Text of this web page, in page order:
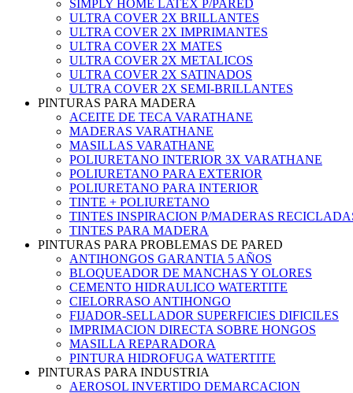
SIMPLY HOME LATEX P/PARED
ULTRA COVER 2X BRILLANTES
ULTRA COVER 2X IMPRIMANTES
ULTRA COVER 2X MATES
ULTRA COVER 2X METALICOS
ULTRA COVER 2X SATINADOS
ULTRA COVER 2X SEMI-BRILLANTES
PINTURAS PARA MADERA
ACEITE DE TECA VARATHANE
MADERAS VARATHANE
MASILLAS VARATHANE
POLIURETANO INTERIOR 3X VARATHANE
POLIURETANO PARA EXTERIOR
POLIURETANO PARA INTERIOR
TINTE + POLIURETANO
TINTES INSPIRACION P/MADERAS
TINTES PARA MADERA
PINTURAS PARA PROBLEMAS DE PARED
ANTIHONGOS GARANTIA 5 AÑOS
BLOQUEADOR DE MANCHAS Y OLORES
CEMENTO HIDRAULICO WATERTITE
CIELORRASO ANTIHONGO
FIJADOR-SELLADOR SUPERFICIES DIFICILES
IMPRIMACION DIRECTA SOBRE HONGOS
MASILLA REPARADORA
PINTURA HIDROFUGA WATERTITE
PINTURAS PARA INDUSTRIA
AEROSOL INVERTIDO DEMARCACION